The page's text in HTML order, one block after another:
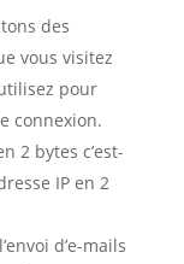
des
vous visitez
pour
connexion.
2 bytes c’est-
IP en 2
d’e-mails